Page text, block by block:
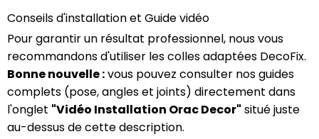
Conseils d'installation et Guide vidéo
Pour garantir un résultat professionnel, nous vous
recommandons d'utiliser les colles adaptées DecoFix.
Bonne nouvelle :vous pouvez consulter nos guides
complets (pose, angles et joints) directement dans
l'onglet "Vidéo Installation Orac Decor" situé juste
au-dessus de cette description.